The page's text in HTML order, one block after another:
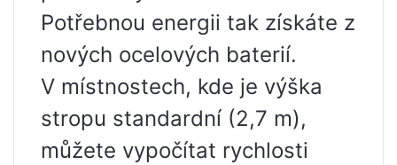
Potřebnou energii tak získáte z
nových ocelových baterií.
V místnostech, kde je výška
stropu standardní (2,7 m),
můžete vypočítat rychlosti